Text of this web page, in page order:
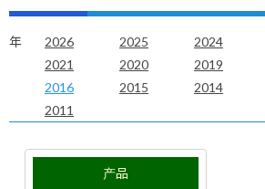
年 2026 2025 2024
2021
2020 2019
2016
2015 2014
2011
产品